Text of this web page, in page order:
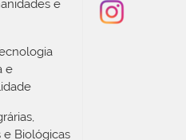
e
e
e Biológicas